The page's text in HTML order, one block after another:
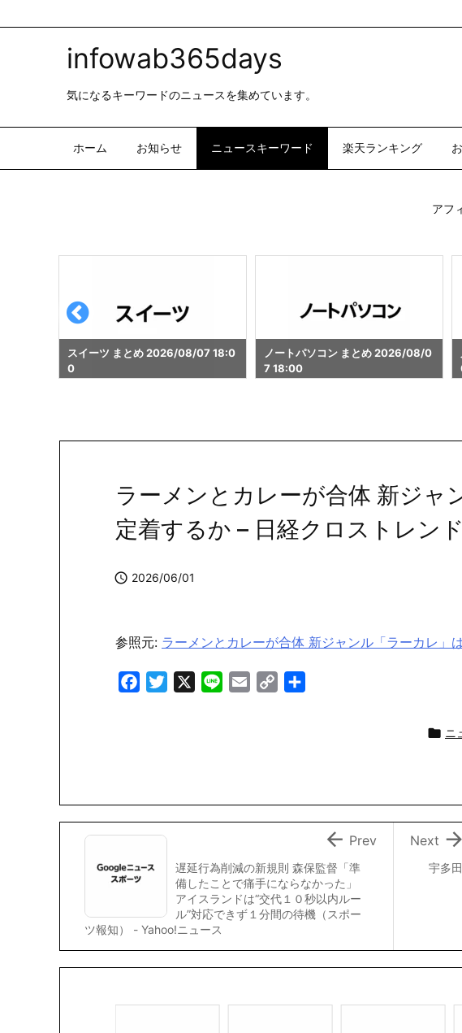
infowab365days
気になるキーワードのニュースを集めています。
ホーム お知らせ ニュースキーワード 楽天ランキング
アフ
ノートパソコン まとめ 2026/08/0
7 18:00
乃木坂46 まとめ 2026/08/07 18:
01
ラーメンとカレーが合体 新ジャ
定着するか – 日経クロストレンド
 2026/06/01
参照元: ラーメンとカレーが合体 新ジャンル「ラーカレ」
o
r
n
 ニ
宇多

Next
遅延行為削減の新規則 森保監督「準
備したことで痛手にならなかった」
アイスランドは“交代１０秒以内ルー
ル”対応できず１分間の待機（スポー
ツ報知） - Yahoo!ニュース
 Prev